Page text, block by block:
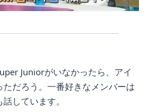
Juniorがいなかったら、アイ
ただろう。一番好きなメンバーは
しています。